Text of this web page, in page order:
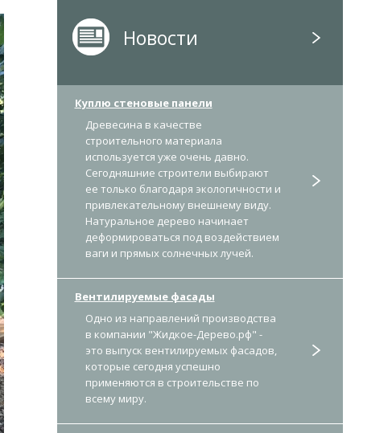
Новости
Куплю стеновые панели
Древесина в качестве
строительного материала
используется уже очень давно.
Сегодняшние строители выбирают
ее только благодаря экологичности и
привлекательному внешнему виду.
Натуральное дерево начинает
деформироваться под воздействием
ваги и прямых солнечных лучей.
Вентилируемые фасады
Одно из направлений производства
в компании "Жидкое-Дерево.рф" -
это выпуск вентилируемых фасадов,
которые сегодня успешно
применяются в строительстве по
всему миру.